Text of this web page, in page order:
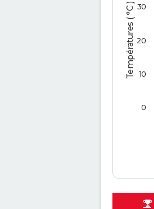
Températures ( °C )
0
10
20
30